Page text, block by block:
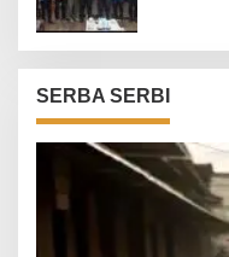
SERBA SERBI